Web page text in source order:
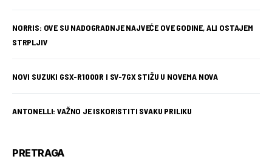
NORRIS: OVE SU NADOGRADNJE NAJVEĆE OVE GODINE, ALI OSTAJEM
STRPLJIV
NOVI SUZUKI GSX-R1000R I SV-7GX STIŽU U NOVEMA NOVA
ANTONELLI: VAŽNO JE ISKORISTITI SVAKU PRILIKU
PRETRAGA